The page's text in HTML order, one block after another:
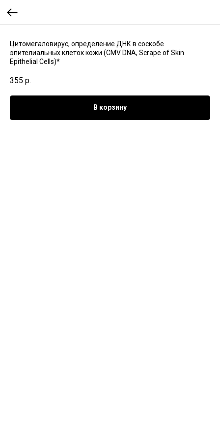
Цитомегаловирус, определение ДНК в соскобе
эпителиальных клеток кожи (CMV DNA, Scrape of Skin
Epithelial Cells)*
355 р.
В корзину